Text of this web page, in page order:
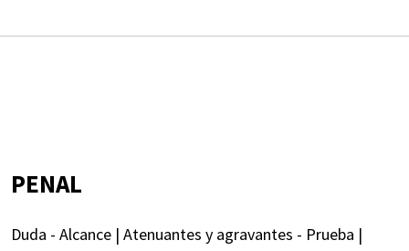
PENAL
Duda - Alcance | Atenuantes y agravantes - Prueba |